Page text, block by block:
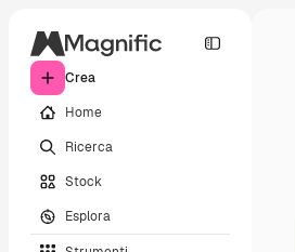
Crea
Home
Ricerca
Stock
Esplora